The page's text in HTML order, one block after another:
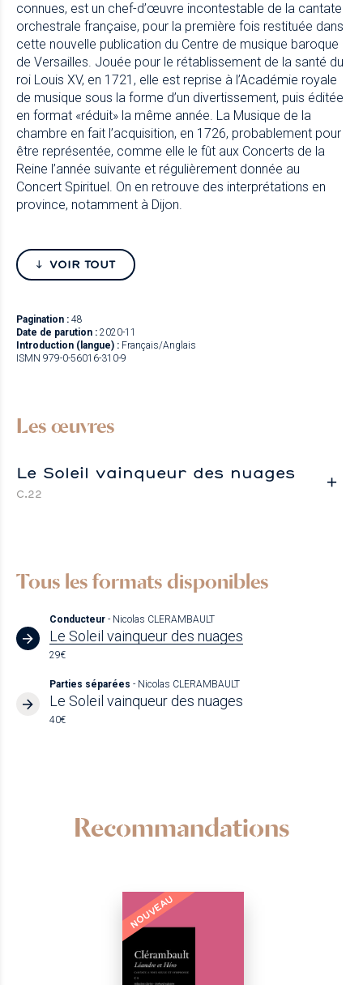
connues, est un chef-d’œuvre incontestable de la cantate
orchestrale française, pour la première fois restituée dans
cette nouvelle publication du Centre de musique baroque
de Versailles. Jouée pour le rétablissement de la santé du
roi Louis XV, en 1721, elle est reprise à l’Académie royale
de musique sous la forme d’un divertissement, puis éditée
en format «réduit» la même année. La Musique de la
chambre en fait l’acquisition, en 1726, probablement pour
être représentée, comme elle le fût aux Concerts de la
Reine l’année suivante et régulièrement donnée au
Concert Spirituel. On en retrouve des interprétations en
province, notamment à Dijon.
VOIR TOUT
Pagination : 48
Date de parution : 2020-11
Introduction (langue) : Français/Anglais
ISMN 979-0-56016-310-9
Les œuvres
Le Soleil vainqueur des nuages
C.22
Tous les formats disponibles
Conducteur - Nicolas CLERAMBAULT
Le Soleil vainqueur des nuages
29€
Parties séparées - Nicolas CLERAMBAULT
Le Soleil vainqueur des nuages
40€
Recommandations
NOUVEAU